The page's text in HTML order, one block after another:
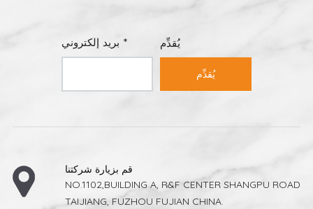
بريد إلكتروني * يُقدِّم
يُقدِّم
قم بزيارة شركتنا
NO.1102,BUILDING A, R&F CENTER SHANGPU ROAD
TAIJIANG, FUZHOU FUJIAN CHINA.